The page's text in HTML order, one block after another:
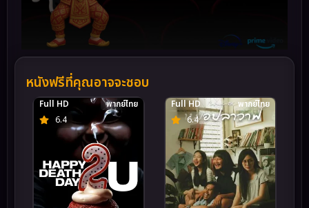
หนังฟรีที่คุณอาจจะชอบ
6.4
Full HD พากย์ไทย
6.4
Full HD พากย์ไทย